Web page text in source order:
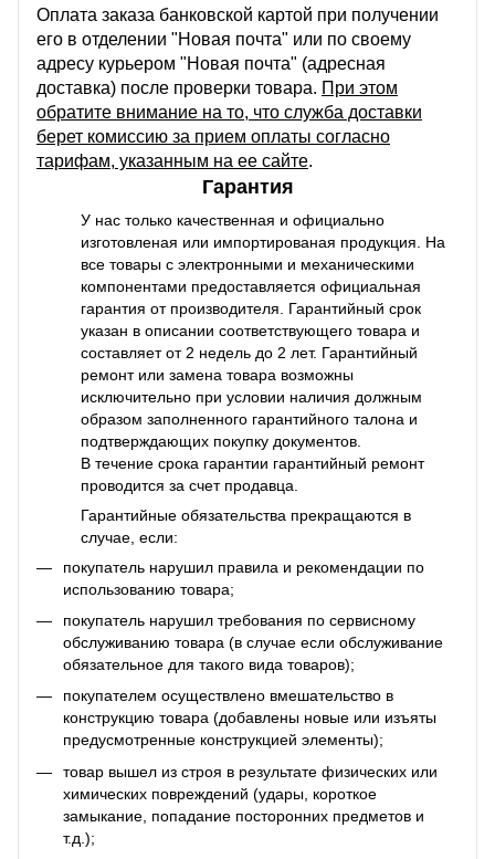
Оплата заказа банковской картой при получении
его в отделении "Новая почта" или по своему
адресу курьером "Новая почта" (адресная
доставка) после проверки товара. При этом
обратите внимание на то, что служба доставки
берет комиссию за прием оплаты согласно
тарифам, указанным на ее сайте.
Гарантия
У нас только качественная и официально
изготовленая или импортированая продукция. На
все товары с электронными и механическими
компонентами предоставляется официальная
гарантия от производителя. Гарантийный срок
указан в описании соответствующего товара и
составляет от 2 недель до 2 лет. Гарантийный
ремонт или замена товара возможны
исключительно при условии наличия должным
образом заполненного гарантийного талона и
подтверждающих покупку документов.
В течение срока гарантии гарантийный ремонт
проводится за счет продавца.
Гарантийные обязательства прекращаются в
случае, если:
покупатель нарушил правила и рекомендации по
использованию товара;
покупатель нарушил требования по сервисному
обслуживанию товара (в случае если обслуживание
обязательное для такого вида товаров);
покупателем осуществлено вмешательство в
конструкцию товара (добавлены новые или изъяты
предусмотренные конструкцией элементы);
товар вышел из строя в результате физических или
химических повреждений (удары, короткое
замыкание, попадание посторонних предметов и
т.д.);